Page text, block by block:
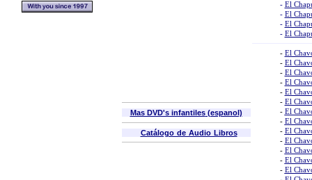
Mas DVD's infantiles(espanol)
Catálogo de Audio Libros
- El
- El
- El
- El
- El
- El
- El
- El
- El
- El
- El
- El
- El
- El
- El
- El
- El